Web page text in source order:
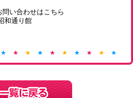
い合わせはこちら
和通り館
★ ★ ★ ★ ★ ★ ★ ★ ★ ★